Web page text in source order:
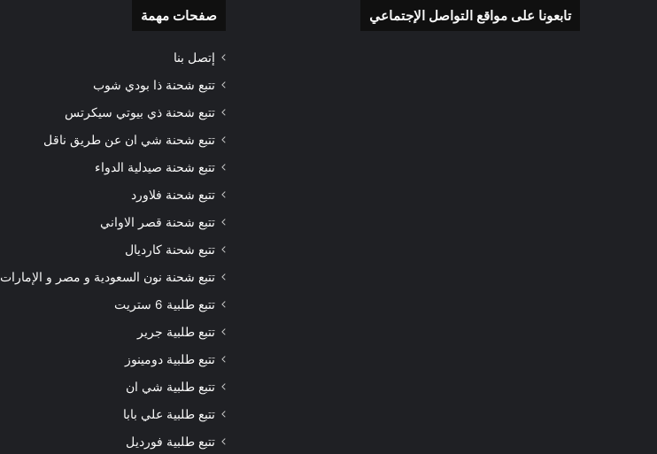
تابعونا على مواقع التواصل الإجتماعي صفحات مهمة
إتصل بنا
تتبع شحنة ذا بودي شوب
تتبع شحنة ذي بيوتي سيكرتس
تتبع شحنة شي ان عن طريق ناقل
تتبع شحنة صيدلية الدواء
تتبع شحنة فلاورد
تتبع شحنة قصر الاواني
تتبع شحنة كارديال
تتبع شحنة نون السعودية و مصر و الإمارات
تتبع طلبية 6 ستريت
تتبع طلبية جرير
تتبع طلبية دومينوز
تتبع طلبية شي ان
تتبع طلبية علي بابا
تتبع طلبية فورديل